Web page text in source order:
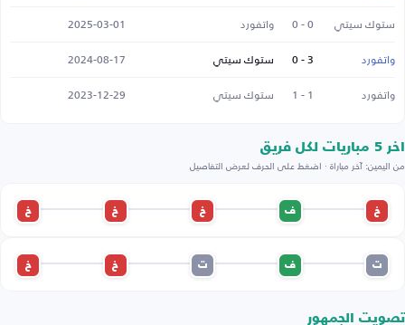
ستوك سيتي
0 - 0 واتفورد
2025-03-01
واتفورد
3 - 0 ستوك سيتي
2024-08-17
واتفورد
1 - 1 ستوك سيتي 2023-12-29
اخر 5 مباريات لكل فريق
من اليمين: آخر مباراة · اضغط على الحرف لعرض التفاصيل
خ ف خ خ خ
ت ف ت خ خ
تصويت الجمهور